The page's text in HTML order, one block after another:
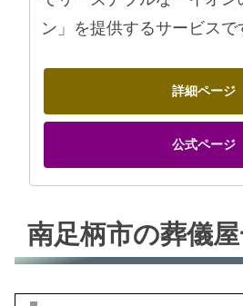
ン」を提供するサービスで
詳細ページ
公式ページ
南足柄市の葬儀